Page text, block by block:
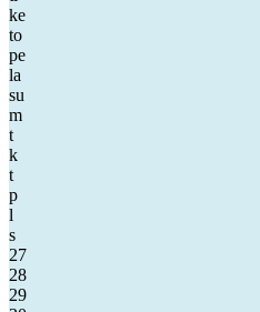
ke
to
pe
la
su
m
t
k
t
p
l
s
27
28
29